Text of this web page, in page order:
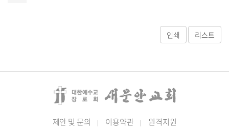
제안 및 문의 | 이용약관 | 원격지원